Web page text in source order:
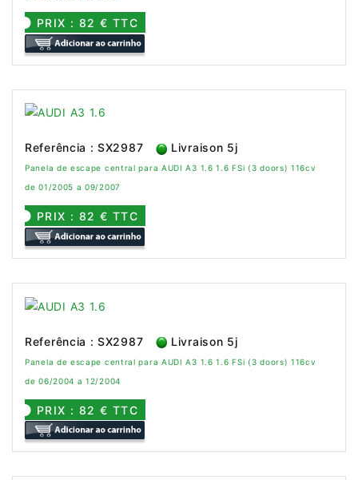
PRIX : 82 € TTC
Referência : SX2987 Livraison 5j
Panela de escape central para AUDI A3 1.6 1.6 FSi (3 doors) 116cv
de 01/2005 a 09/2007
PRIX : 82 € TTC
Referência : SX2987 Livraison 5j
Panela de escape central para AUDI A3 1.6 1.6 FSi (3 doors) 116cv
de 06/2004 a 12/2004
PRIX : 82 € TTC